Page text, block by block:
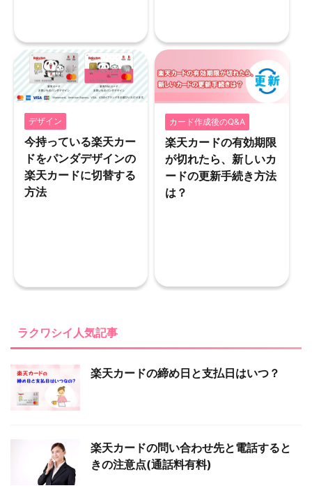
デザイン
今持っている楽天カー
ドをパンダデザインの
楽天カードに切替する
方法
カード作成後のQ&A
楽天カードの有効期限
が切れたら、新しいカ
ードの更新手続き方法
は？
ラクワシイ人気記事
楽天カードの締め日と支払日はいつ？
楽天カードの問い合わせ先と電話すると
きの注意点(通話料有料)